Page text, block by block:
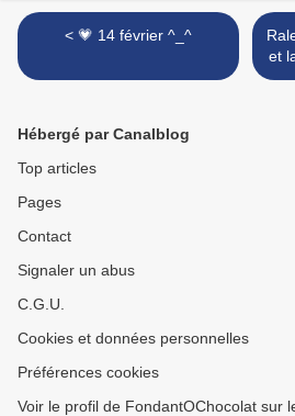
< 💗 14 février ^_^
et
Hébergé par Canalblog
Top articles
Pages
Contact
Signaler un abus
C.G.U.
Cookies et données personnelles
Préférences cookies
Voir le profil de FondantOChocolat sur